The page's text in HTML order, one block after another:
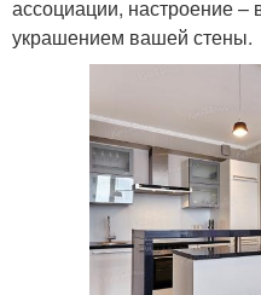
ассоциации, настроение –
украшением вашей стены.